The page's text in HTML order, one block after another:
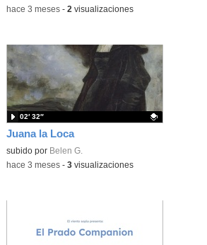
-hace 3 meses- 2 visualizaciones
Juana la Loca
Contenido educativo.
subido por Belen G.
02′ 32″
-hace 3 meses- 3visualizaciones